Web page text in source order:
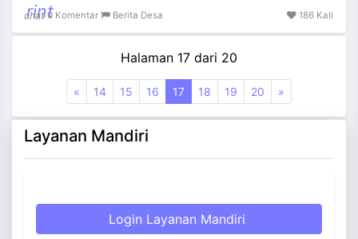
rint
chat0 Komentar Berita Desa 186 Kali
Halaman 17 dari 20
« 14 15 16 17 18 19 20 »
Layanan Mandiri
Login Layanan Mandiri